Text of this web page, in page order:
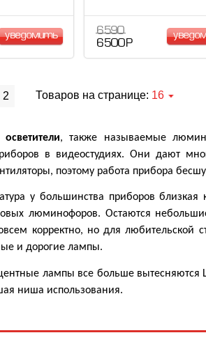
уведомить
6 590
6 500 Р
2 Товаров на странице: 16
, также называемые
в видеостудиях. Они дают
поэтому работа прибора
у большинства приборов
люминофоров. Остаются
корректно, но для любительской
и дорогие лампы.
лампы все больше вытесняются
ниша использования.